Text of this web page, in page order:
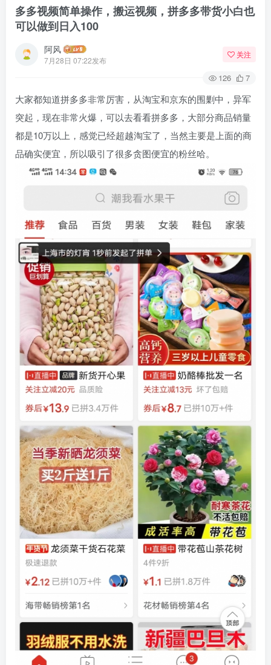
多多视频简单操作，搬运视频，拼多多带货小白也
可以做到日入100
阿风
7月28日 07:22发布
关注
126 7
大家都知道拼多多非常厉害，从淘宝和京东的围剿中，异军
突起，现在非常火爆，可以去看看拼多多，大部分商品销量
都是10万以上，感觉已经超越淘宝了，当然主要是上面的商
品确实便宜，所以吸引了很多贪图便宜的粉丝哈。